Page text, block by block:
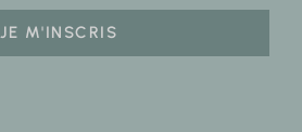
JE M'INSCRIS